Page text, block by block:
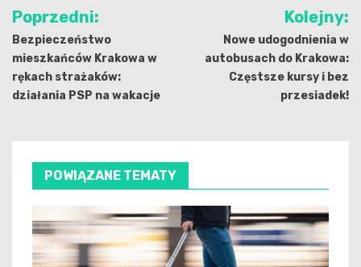
wpisu
Poprzedni:
Bezpieczeństwo
mieszkańców Krakowa w
rękach strażaków:
działania PSP na wakacje
Kolejny:
Nowe udogodnienia w
autobusach do Krakowa:
Częstsze kursy i bez
przesiadek!
POWIĄZANE TEMATY